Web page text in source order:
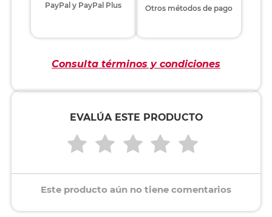
PayPal y PayPal Plus Otros métodos de pago
Consulta términos y condiciones
EVALÚA ESTE PRODUCTO
Este producto aún no tiene comentarios